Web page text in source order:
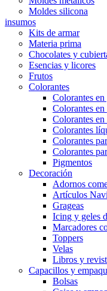
Moldes silicona
insumos
Kits de armar
Materia prima
Chocolates y
Esencias y licores
Frutos
Colorantes
Colorantes en
Colorantes
Colorantes en
Colorantes
Colorantes
Colorantes
Pigmentos
Decoración
Adornos
Artículos
Grageas
Icing y geles
Marcadores
Toppers
Velas
Libros y
Capacillos y
Bolsas